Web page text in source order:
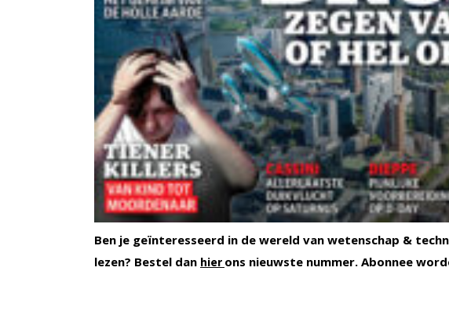
Ben je geïnteresseerd in de wereld van wetenschap &
lezen? Bestel dan hier ons nieuwste nummer. Abonnee